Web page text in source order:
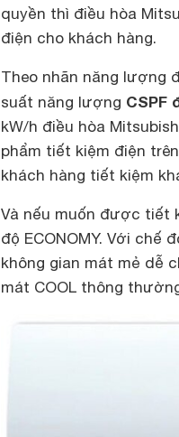
quyền thì điều hòa
điện cho khách hàng.
Theo nhãn năng lượng
suất năng lượng CSPF
kW/h điều hòa
phẩm tiết kiệm điện
khách hàng tiết kiệm
Và nếu muốn được tiết
độ ECONOMY. Với
không gian mát mẻ dễ
mát COOL thông